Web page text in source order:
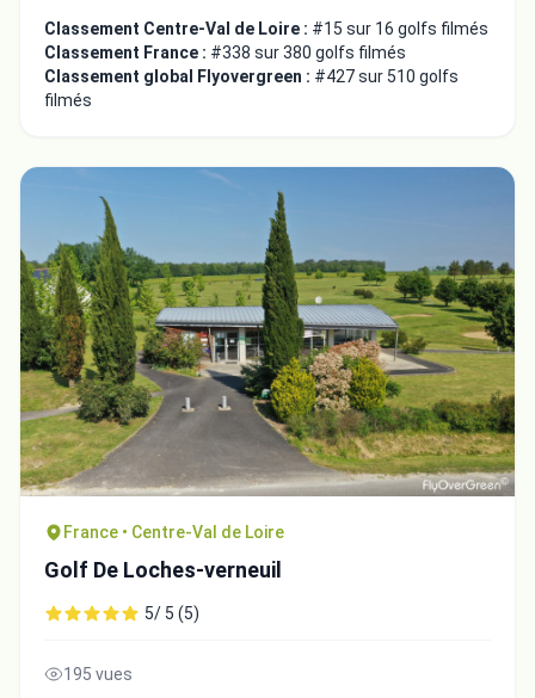
Classement Centre-Val de Loire : #15 sur 16 golfs filmés
Classement France : #338 sur 380 golfs filmés
Classement global Flyovergreen : #427 sur 510 golfs
filmés
France • Centre-Val de Loire
Golf De Loches-verneuil
5/ 5 (5)
195 vues